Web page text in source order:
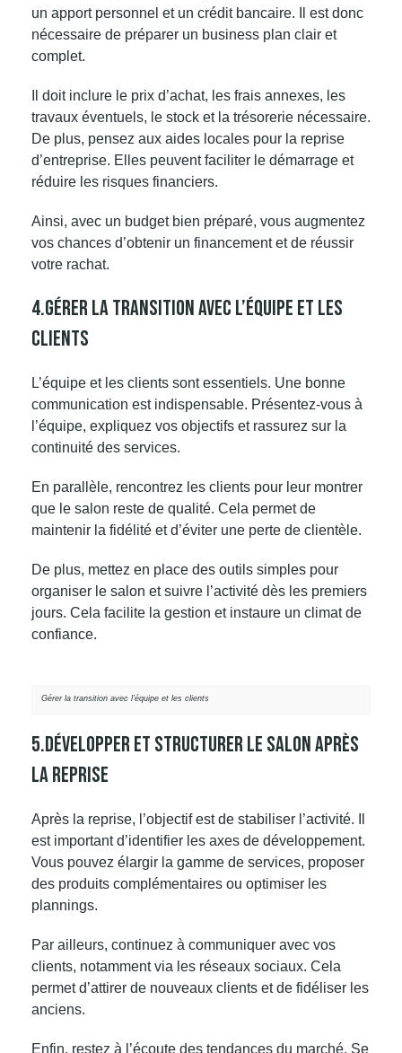
un apport personnel et un crédit bancaire. Il est donc
nécessaire de préparer un business plan clair et
complet.
Il doit inclure le prix d’achat, les frais annexes, les
travaux éventuels, le stock et la trésorerie nécessaire.
De plus, pensez aux aides locales pour la reprise
d’entreprise. Elles peuvent faciliter le démarrage et
réduire les risques financiers.
Ainsi, avec un budget bien préparé, vous augmentez
vos chances d’obtenir un financement et de réussir
votre rachat.
4.Gérer La Transition Avec L’équipe Et Les
Clients
L’équipe et les clients sont essentiels. Une bonne
communication est indispensable. Présentez-vous à
l’équipe, expliquez vos objectifs et rassurez sur la
continuité des services.
En parallèle, rencontrez les clients pour leur montrer
que le salon reste de qualité. Cela permet de
maintenir la fidélité et d’éviter une perte de clientèle.
De plus, mettez en place des outils simples pour
organiser le salon et suivre l’activité dès les premiers
jours. Cela facilite la gestion et instaure un climat de
confiance.
Gérer la transition avec l’équipe et les clients
5.Développer Et Structurer Le Salon Après
La Reprise
Après la reprise, l’objectif est de stabiliser l’activité. Il
est important d’identifier les axes de développement.
Vous pouvez élargir la gamme de services, proposer
des produits complémentaires ou optimiser les
plannings.
Par ailleurs, continuez à communiquer avec vos
clients, notamment via les réseaux sociaux. Cela
permet d’attirer de nouveaux clients et de fidéliser les
anciens.
Enfin, restez à l’écoute des tendances du marché. Se